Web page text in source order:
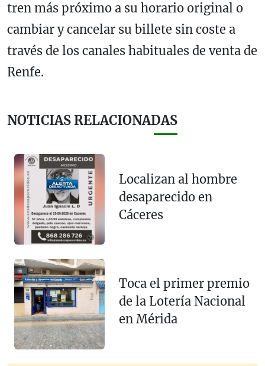
tren más próximo a su horario original o
cambiar y cancelar su billete sin coste a
través de los canales habituales de venta de
Renfe.
NOTICIAS RELACIONADAS
Localizan al hombre
desaparecido en
Cáceres
Toca el primer premio
de la Lotería Nacional
en Mérida